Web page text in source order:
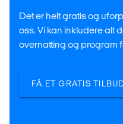
Det er helt gratis og
oss. Vi kan inkludere alt
overnatting og program
FÅ ET GRATIS